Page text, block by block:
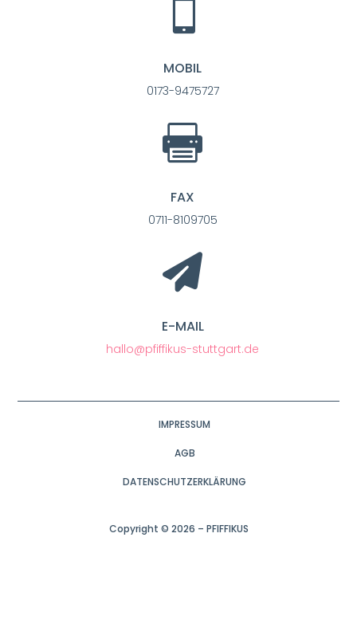

MOBIL
0173-9475727

FAX
0711-8109705

E-MAIL
hallo@pfiffikus-stuttgart.de
IMPRESSUM
AGB
DATENSCHUTZERKLÄRUNG
Copyright © 2026 – PFIFFIKUS